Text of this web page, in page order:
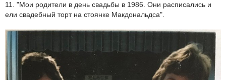
11. "Мои родители в день свадьбы в 1986. Они расписались и
ели свадебный торт на стоянке Макдональдса".